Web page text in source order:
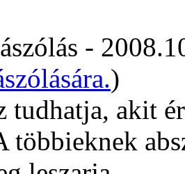
-
)
tudhatja, akit
többieknek